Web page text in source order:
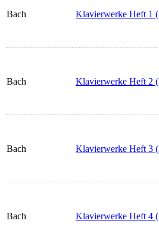
Bach Klavierwerke Heft 1
Bach Klavierwerke Heft 2
Bach Klavierwerke Heft 3
Bach Klavierwerke Heft 4